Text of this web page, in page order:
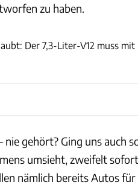
zu haben.
Der 7,3-Liter-V12 muss
nie gehört? Ging uns auch
umsieht, zweifelt
nämlich bereits Autos